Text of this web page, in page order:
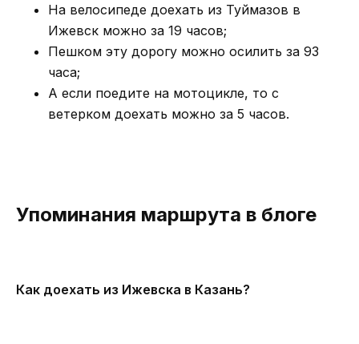
На велосипеде доехать из Туймазов в
Ижевск можно за 19 часов;
Пешком эту дорогу можно осилить за 93
часа;
А если поедите на мотоцикле, то с
ветерком доехать можно за 5 часов.
Упоминания маршрута в блоге
Как доехать из Ижевска в Казань?